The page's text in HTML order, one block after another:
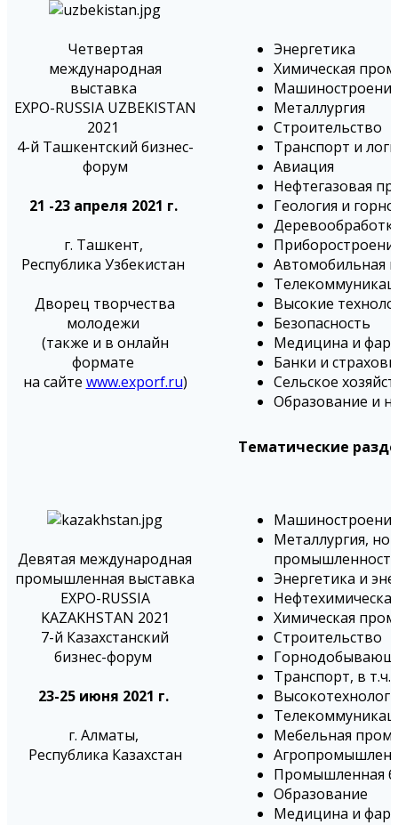
Четвертая
международная
выставка
EXPO-RUSSIA UZBEKISTAN
2021
4-й Ташкентский бизнес-
форум
21 -23 апреля 2021 г.
г. Ташкент,
Республика Узбекистан
Дворец творчества
молодежи
(также и в онлайн
формате
на сайте www.exporf.ru)
Энергетика
Химическая
Металлургия
Строительство
Транспорт и
Авиация
Нефтегазовая
Геология и
Автомобильная
Высокие
Безопасность
Медицина и
Банки и
Сельское
Образование и
Девятая международная
промышленная выставка
EXPO-RUSSIA
KAZAKHSTAN 2021
7-й Казахстанский
бизнес-форум
23-25 июня 2021 г.
г. Алматы,
Республика Казахстан
Тематические
Металлургия,
Энергетика и
Химическая
Строительство
Транспорт, в
Мебельная
Промышленная
Образование
Медицина и